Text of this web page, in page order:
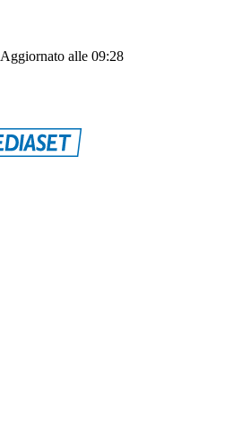
Aggiornato alle 09:28